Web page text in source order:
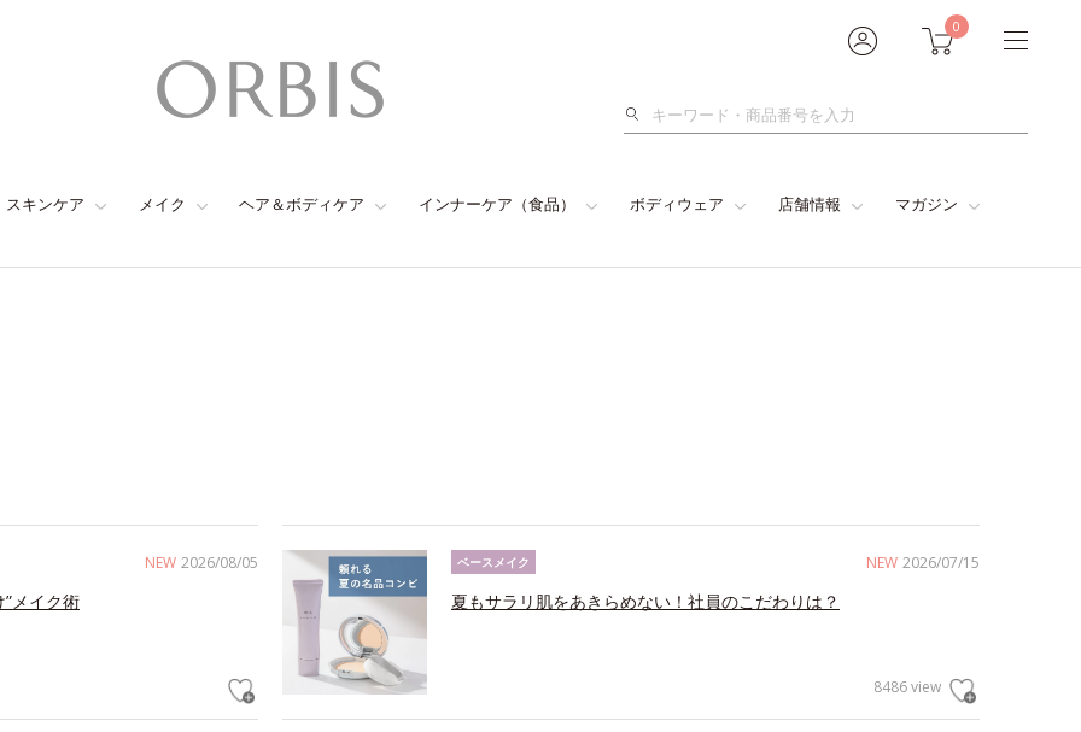
0
検
スキンケア メイク ヘア＆ボディケア インナーケア（食品） ボディウェア 店舗情報 マガジン
NEW 2026/08/05
メイク術
NEW 2026/07/15
ベースメイク
夏もサラリ肌をあきらめない！社員のこだわりは？
8486 view